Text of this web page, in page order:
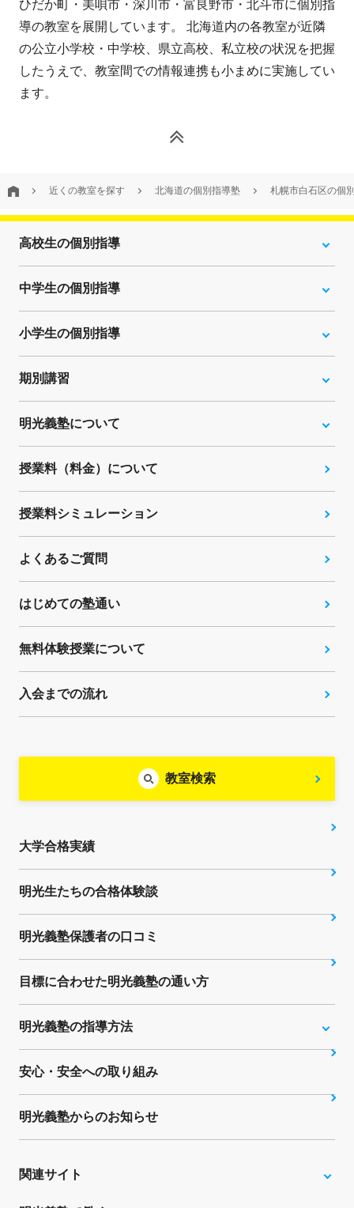
ひだか町・美唄市・深川市・富良野市・北斗市に個別指
導の教室を展開しています。 北海道内の各教室が近隣
の公立小学校・中学校、県立高校、私立校の状況を把握
したうえで、教室間での情報連携も小まめに実施してい
ます。
近くの教室を探す 北海道の個別指導塾 札幌市白石区の個
高校生の個別指導
中学生の個別指導
小学生の個別指導
期別講習
明光義塾について
授業料（料金）について
授業料シミュレーション
よくあるご質問
はじめての塾通い
無料体験授業について
入会までの流れ
教室検索
大学合格実績
明光生たちの合格体験談
明光義塾保護者の口コミ
目標に合わせた明光義塾の通い方
明光義塾の指導方法
安心・安全への取り組み
明光義塾からのお知らせ
関連サイト